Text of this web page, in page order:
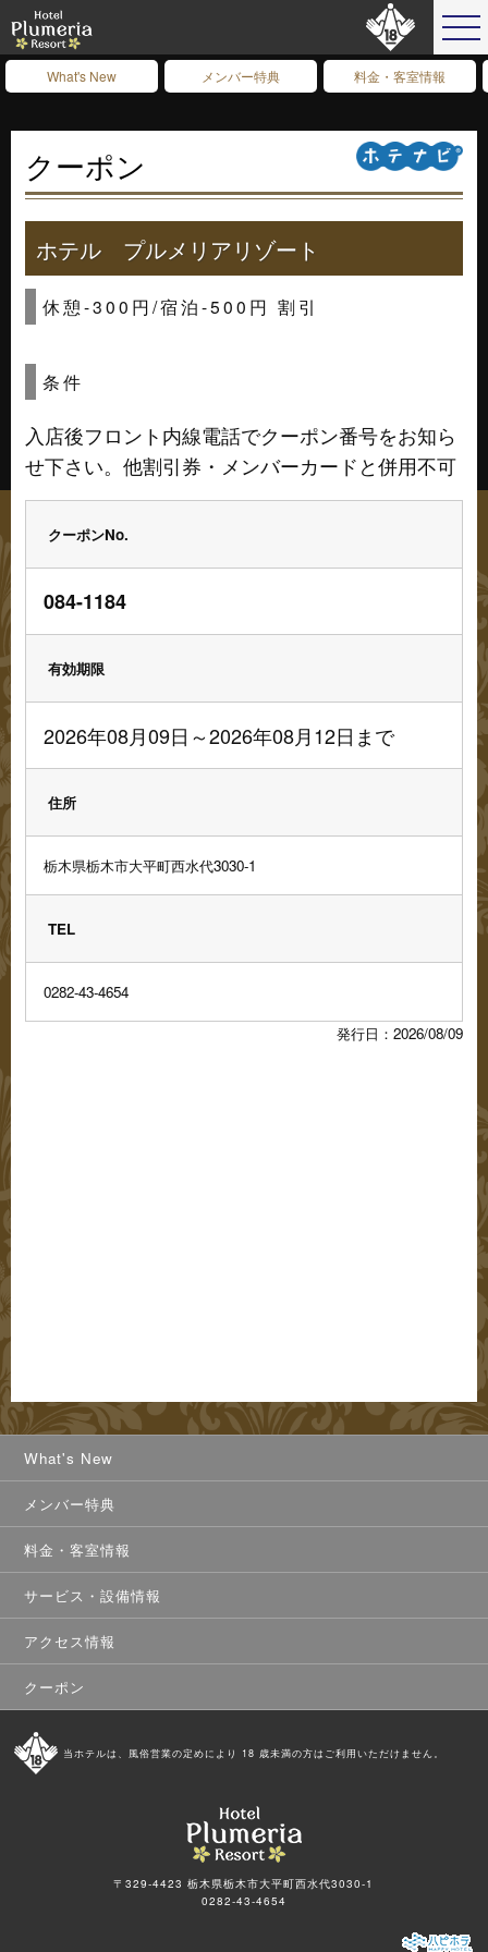
What's New メンバー特典 料金・客室情報
クーポン
ホテル プルメリアリゾート
休憩-300円/宿泊-500円 割引
条件
入店後フロント内線電話でクーポン番号をお知ら
せ下さい。他割引券・メンバーカードと併用不可
クーポンNo.
084-1184
有効期限
2026年08月09日～2026年08月12日まで
住所
栃木県栃木市大平町西水代3030-1
TEL
0282-43-4654
発行日：2026/08/09
What's New
メンバー特典
料金・客室情報
サービス・設備情報
アクセス情報
クーポン
当ホテルは、風俗営業の定めにより 18 歳未満の方はご利用いただけません。
〒329-4423 栃木県栃木市大平町西水代3030-1
0282-43-4654